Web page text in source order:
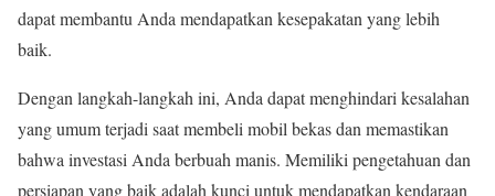
dapat membantu Anda mendapatkan kesepakatan yang lebih
baik.
Dengan langkah-langkah ini, Anda dapat menghindari kesalahan
yang umum terjadi saat membeli mobil bekas dan memastikan
bahwa investasi Anda berbuah manis. Memiliki pengetahuan dan
persiapan yang baik adalah kunci untuk mendapatkan kendaraan